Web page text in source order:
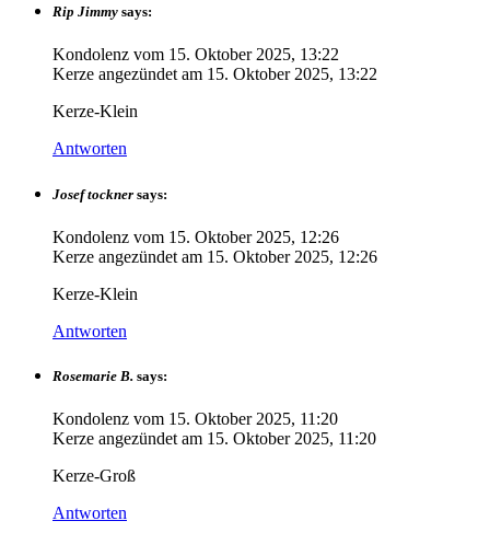
Rip Jimmy says:
Kondolenz vom 15. Oktober 2025, 13:22
Kerze angezündet am 15. Oktober 2025, 13:22
Kerze-Klein
Antworten
Josef tockner says:
Kondolenz vom 15. Oktober 2025, 12:26
Kerze angezündet am 15. Oktober 2025, 12:26
Kerze-Klein
Antworten
Rosemarie B. says:
Kondolenz vom 15. Oktober 2025, 11:20
Kerze angezündet am 15. Oktober 2025, 11:20
Kerze-Groß
Antworten